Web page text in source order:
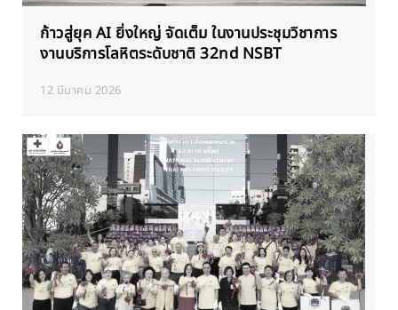
ก้าวสู่ยุค AI ยิ่งใหญ่ จัดเต็ม ในงานประชุมวิชาการ
งานบริการโลหิตระดับชาติ 32nd NSBT
12 มีนาคม 2026